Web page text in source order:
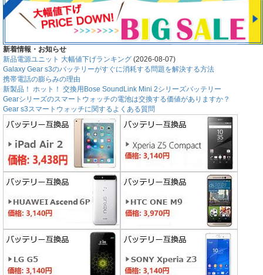
新着情報・お知らせ
新品電源ユニット 大幅値下げランキング (2026-08-07)
Galaxy Gear s3のバッテリーがすぐに消耗する問題を解決する方法
携帯電話の膨らみの理由
新製品！ ホット！ 交換用Bose SoundLink Mini 2シリーズバッテリー
Gearシリーズのスマートウォッチの電池は交換する価値がありますか？
Gear s3スマートウォッチに関するよくある質問